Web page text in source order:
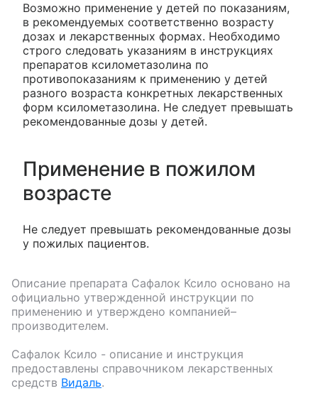
Возможно применение у детей по показаниям,
в рекомендуемых соответственно возрасту
дозах и лекарственных формах. Необходимо
строго следовать указаниям в инструкциях
препаратов ксилометазолина по
противопоказаниям к применению у детей
разного возраста конкретных лекарственных
форм ксилометазолина. Не следует превышать
рекомендованные дозы у детей.
Применение в пожилом
возрасте
Не следует превышать рекомендованные дозы
у пожилых пациентов.
Описание препарата Сафалок Ксило основано на
официально утвержденной инструкции по
применению и утверждено компанией–
производителем.
Сафалок Ксило - описание и инструкция
предоставлены справочником лекарственных
средств Видаль.